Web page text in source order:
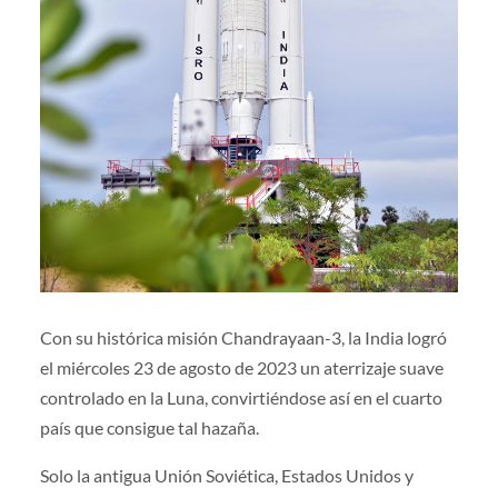
Con su histórica misión Chandrayaan-3, la India logró
el miércoles 23 de agosto de 2023 un aterrizaje suave
controlado en la Luna, convirtiéndose así en el cuarto
país que consigue tal hazaña.
Solo la antigua Unión Soviética, Estados Unidos y